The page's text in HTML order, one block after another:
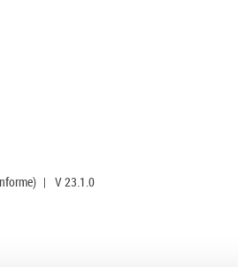
| V 23.1.0